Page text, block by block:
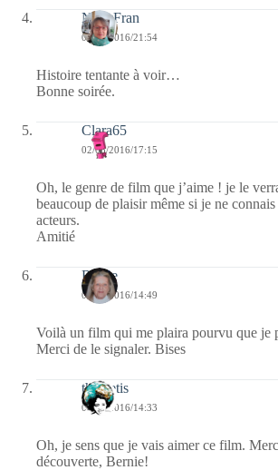
NanyFran
02/08/2016/21:54
Histoire tentante à voir…
Bonne soirée.
Clara65
02/08/2016/17:15
Oh, le genre de film que j’aime ! je le
beaucoup de plaisir même si je ne
acteurs.
Amitié
Renee
02/08/2016/14:49
Voilà un film qui me plaira pourvu que je
Merci de le signaler. Bises
themetis
02/08/2016/14:33
Oh, je sens que je vais aimer ce film.
découverte, Bernie!